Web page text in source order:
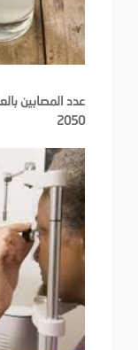
عدد المصابين
2050